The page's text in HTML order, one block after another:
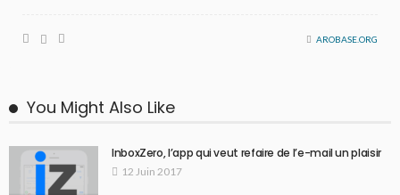
AROBASE.ORG
You Might Also Like
InboxZero, l’app qui veut refaire de l’e-mail un plaisir
12 Juin 2017